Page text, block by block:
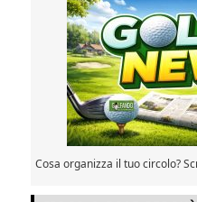
Cosa organizza il tuo circolo?